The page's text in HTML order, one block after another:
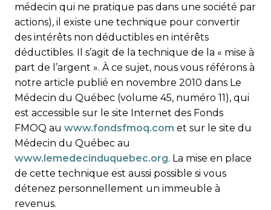
médecin qui ne pratique pas dans une société par
actions), il existe une technique pour convertir
des intérêts non déductibles en intérêts
déductibles. Il s’agit de la technique de la « mise à
part de l’argent ». À ce sujet, nous vous référons à
notre article publié en novembre 2010 dans Le
Médecin du Québec (volume 45, numéro 11), qui
est accessible sur le site Internet des Fonds
FMOQ au www.fondsfmoq.com et sur le site du
Médecin du Québec au
www.lemedecinduquebec.org. La mise en place
de cette technique est aussi possible si vous
détenez personnellement un immeuble à
revenus.